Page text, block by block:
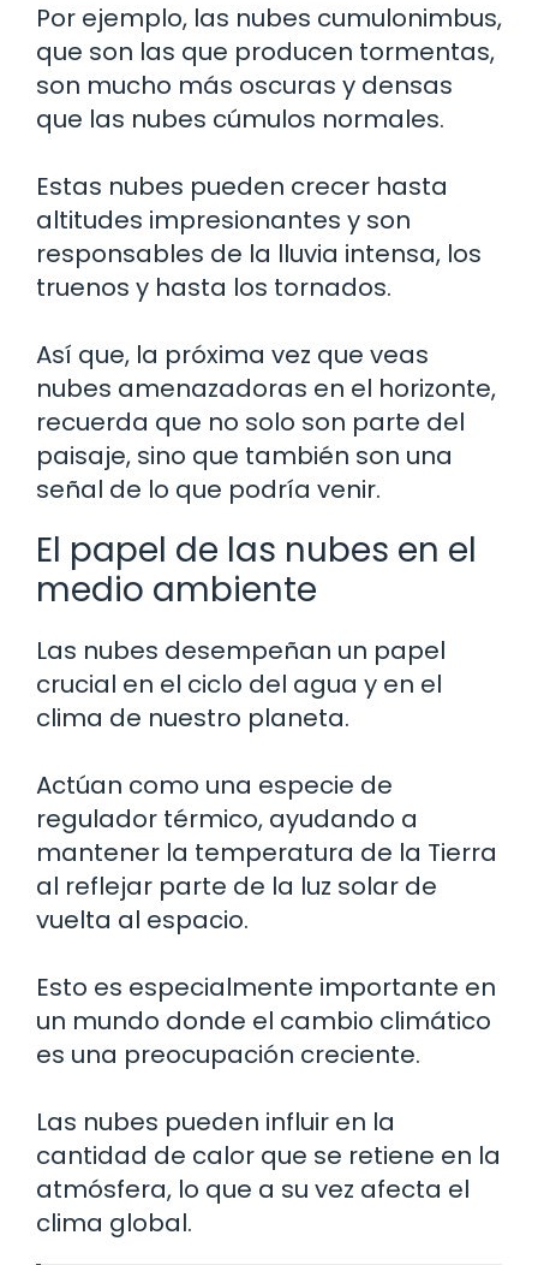
Por ejemplo, las nubes cumulonimbus,
que son las que producen tormentas,
son mucho más oscuras y densas
que las nubes cúmulos normales.
Estas nubes pueden crecer hasta
altitudes impresionantes y son
responsables de la lluvia intensa, los
truenos y hasta los tornados.
Así que, la próxima vez que veas
nubes amenazadoras en el horizonte,
recuerda que no solo son parte del
paisaje, sino que también son una
señal de lo que podría venir.
El papel de las nubes en el
medio ambiente
Las nubes desempeñan un papel
crucial en el ciclo del agua y en el
clima de nuestro planeta.
Actúan como una especie de
regulador térmico, ayudando a
mantener la temperatura de la Tierra
al reflejar parte de la luz solar de
vuelta al espacio.
Esto es especialmente importante en
un mundo donde el cambio climático
es una preocupación creciente.
Las nubes pueden influir en la
cantidad de calor que se retiene en la
atmósfera, lo que a su vez afecta el
clima global.